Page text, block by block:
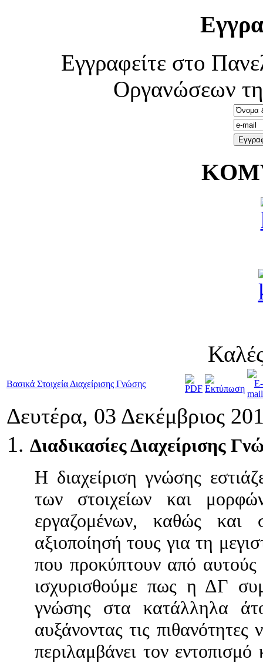
Εγγραφείτε στο
Οργανώσεων
Βασικά Στοιχεία Διαχείρισης Γνώσης
Δευτέρα, 03 Δεκέμβριος
Διαδικασίες Διαχείρισης
Η διαχείριση γνώσης
των στοιχείων και
εργαζομένων, καθώς και
αξιοποίησή τους για τη
που προκύπτουν από αυτούς
ισχυρισθούμε πως η ΔΓ
γνώσης στα κατάλληλα
αυξάνοντας τις
περιλαμβάνει τον